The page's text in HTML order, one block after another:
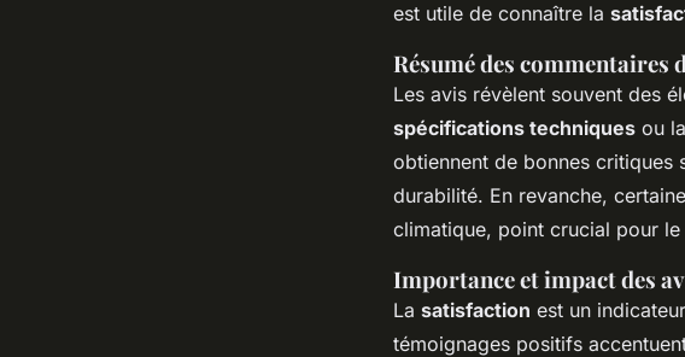
est utile de connaître la
Résumé des commentaires
Les avis révèlent souvent des
spécifications techniques ou
obtiennent de bonnes critiques
durabilité. En revanche,
climatique, point crucial pour le
Importance et impact des
La satisfaction est un
témoignages positifs